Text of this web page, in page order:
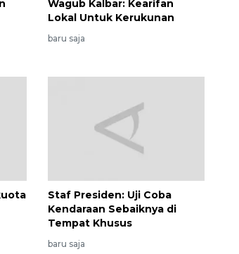
Wagub Kalbar: Kearifan
Lokal Untuk Kerukunan
baru saja
Staf Presiden: Uji Coba
Kendaraan Sebaiknya di
Tempat Khusus
baru saja
Waspadai penyakit saat
musim kemarau
08-05 12:00:00